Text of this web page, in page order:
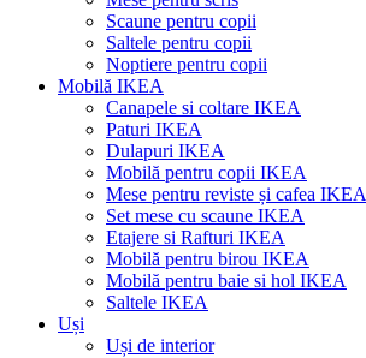
Scaune pentru copii
Saltele pentru copii
Noptiere pentru copii
Mobilă IKEA
Canapele si coltare IKEA
Paturi IKEA
Dulapuri IKEA
Mobilă pentru copii IKEA
Mese pentru reviste și cafea IKEA
Set mese cu scaune IKEA
Etajere si Rafturi IKEA
Mobilă pentru birou IKEA
Mobilă pentru baie si hol IKEA
Saltele IKEA
Uși
Uși de interior